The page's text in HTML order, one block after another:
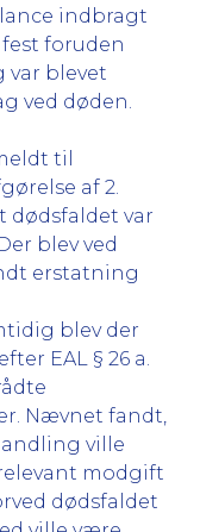
indbragt
foruden
var blevet
ved døden.
til
af 2.
dødsfaldet var
blev ved
erstatning
blev der
EAL § 26 a.
Nævnet fandt,
ville
modgift
dødsfaldet